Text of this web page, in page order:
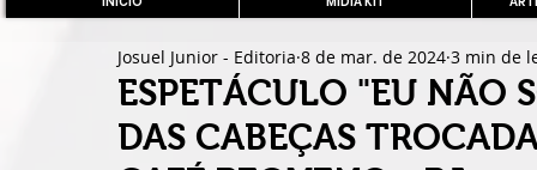
ESPETÁCULO "EU NÃO
DAS CABEÇAS
Josuel Junior - Editoria 8 de mar. de 2024 3 min de